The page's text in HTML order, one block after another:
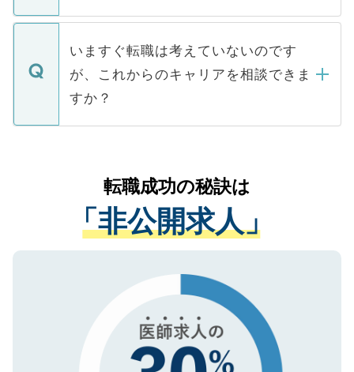
関を公にしてしまうと、応募が殺到する場
に、医療機関が求める条件に合った人材の
みを人材紹介会社に依頼するケースが増え
ています。
定を承諾する必要はありません。内定先へ
の辞退の連絡はキャリアパートナーが行い
個人情報が漏えいすることはありませんの
で、ご安心ください。当サイトからの登録
などで収集したご登録者様の個人情報は、
ご本人のキャリアアップおよび転職活動の
支援を目的に使用いたします。お預かりし
ているすべての個人データはご本人の許可
は、個人情報の取り扱いについての厳密な
管理基準を満たした事業者のみに付与され
る、プライバシーマークを取得済みです。
で、機密保持に関してもご安心ください。
いますぐ転職は考えていないのです
が、これからのキャリアを相談できま
すか？
かがいして、現在の医療機関の状況や紹介
経験をまじえながら、適切なアドバイスを
させていただきます。すぐにご転職をされ
ない方には、長期的なサポートが可能です
ので、まずはご登録ください。
転職成功の秘訣は
「非公開求人」